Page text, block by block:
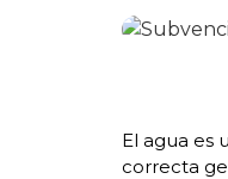
El agua es
correcta